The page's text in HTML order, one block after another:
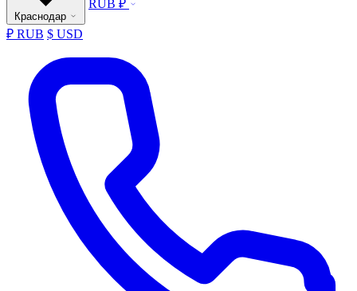
Краснодар
RUB ₽
₽ RUB $ USD